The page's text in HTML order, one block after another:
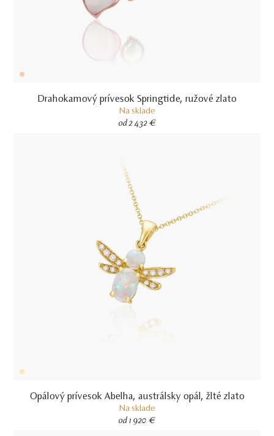
Drahokamový prívesok Springtide, ružové zlato
Na sklade
od 2 432 €
Opálový prívesok Abelha, austrálsky opál, žlté zlato
Na sklade
od 1 920 €